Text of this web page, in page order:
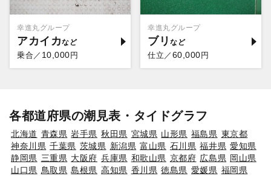
幸進丸グループ
アカイカ
乗合／ 10,000 円
幸進丸グループ
ブリ
仕立／ 60,000 円
各都道府県の潮見表・タイドグラフ
北海道 青森県 岩手県 秋田県 宮城県 山形県 福島県 東京都
神奈川県 千葉県 茨城県 新潟県 富山県 石川県 福井県 愛知県
静岡県 三重県 大阪府 兵庫県 和歌山県 京都府 広島県 岡山県
山口県 鳥取県 島根県 高知県 香川県 徳島県 愛媛県 福岡県